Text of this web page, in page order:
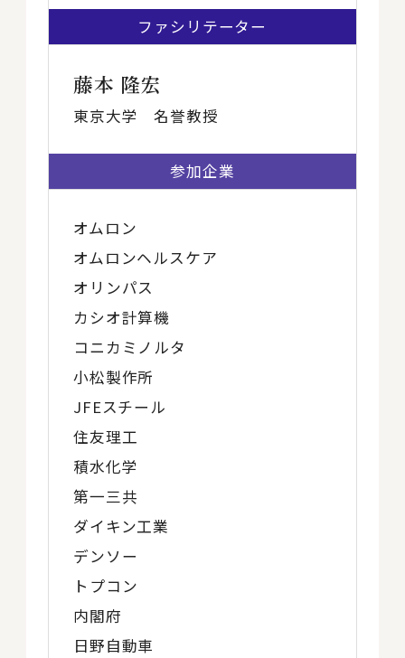
ファシリ テーター
藤本 隆宏
東京大学 名誉教授
参加企業
オムロン
オムロンヘルスケア
オリンパス
カシオ計算機
コニカミノルタ
小松製作所
JFEスチール
住友理工
積水化学
第一三共
ダイキン工業
デンソー
トプコン
内閣府
日野自動車